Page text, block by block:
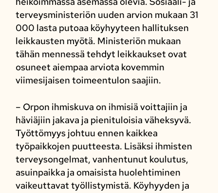
terveysministeriön uuden arvion mukaan 31
000 lasta putoaa köyhyyteen hallituksen
leikkausten myötä. Ministeriön mukaan
tähän mennessä tehdyt leikkaukset ovat
osuneet aiempaa arviota kovemmin
viimesijaisen toimeentulon saajiin.
– Orpon ihmiskuva on ihmisiä voittajiin ja
häviäjiin jakava ja pienituloisia väheksyvä.
Työttömyys johtuu ennen kaikkea
työpaikkojen puutteesta. Lisäksi ihmisten
terveysongelmat, vanhentunut koulutus,
asuinpaikka ja omaisista huolehtiminen
vaikeuttavat työllistymistä. Köyhyyden ja